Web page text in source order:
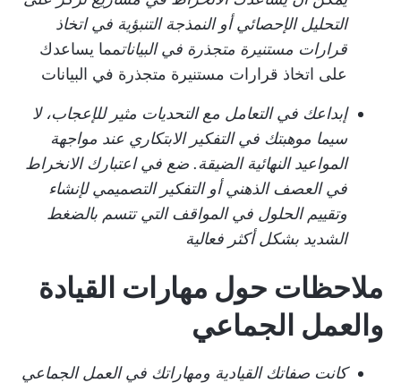
التحليل الإحصائي أو النمذجة التنبؤية في اتخاذ
قرارات مستنيرة متجذرة في البياناتمما يساعدك
على اتخاذ قرارات مستنيرة متجذرة في البيانات
إبداعك في التعامل مع التحديات مثير للإعجاب، لا
سيما موهبتك في التفكير الابتكاري عند مواجهة
المواعيد النهائية الضيقة. ضع في اعتبارك الانخراط
في العصف الذهني أو التفكير التصميمي لإنشاء
وتقييم الحلول في المواقف التي تتسم بالضغط
الشديد بشكل أكثر فعالية
ملاحظات حول مهارات القيادة
والعمل الجماعي
كانت صفاتك القيادية ومهاراتك في العمل الجماعي